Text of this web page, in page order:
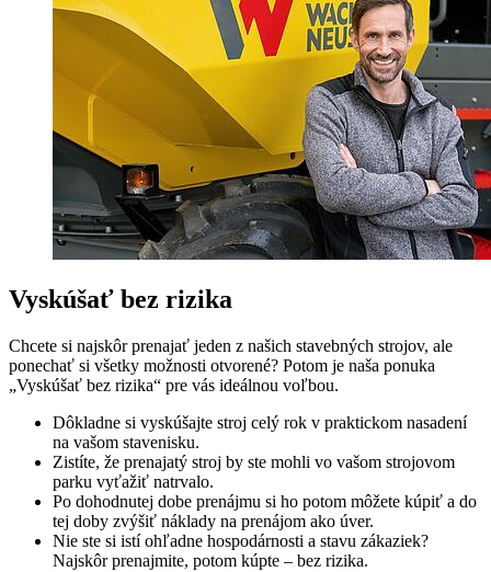
Vyskúšať bez rizika
Chcete si najskôr prenajať jeden z našich stavebných strojov, ale
ponechať si všetky možnosti otvorené? Potom je naša ponuka
„Vyskúšať bez rizika“ pre vás ideálnou voľbou.
Dôkladne si vyskúšajte stroj celý rok v praktickom nasadení
na vašom stavenisku.
Zistíte, že prenajatý stroj by ste mohli vo vašom strojovom
parku vyťažiť natrvalo.
Po dohodnutej dobe prenájmu si ho potom môžete kúpiť a do
tej doby zvýšiť náklady na prenájom ako úver.
Nie ste si istí ohľadne hospodárnosti a stavu zákaziek?
Najskôr prenajmite, potom kúpte – bez rizika.